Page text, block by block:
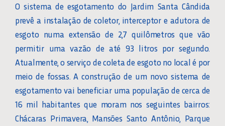
O sistema de esgotamento do Jardim Santa Cândida
prevê a instalação de coletor, interceptor e adutora de
esgoto numa extensão de 2,7 quilômetros que vão
permitir uma vazão de até 93 litros por segundo.
Atualmente, o serviço de coleta de esgoto no local é por
meio de fossas. A construção de um novo sistema de
esgotamento vai beneficiar uma população de cerca de
16 mil habitantes que moram nos seguintes bairros:
Chácaras Primavera, Mansões Santo Antônio, Parque